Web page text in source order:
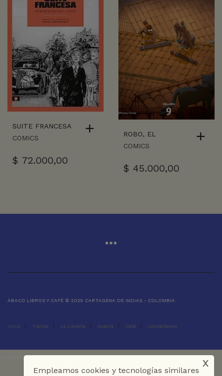
SUITE FRANCESA
COMICS
$ 72.000,00
ROBO, EL
COMICS
$ 45.000,00
ÁBACO LIBROS Y CAFÉ © 2025 CARTAGENA DE INDIAS - COLOMBIA
Inicio Tienda La Librería Galería Café Contáctenos
UA-151973273-1
Empleamos cookies y tecnologías similares
x